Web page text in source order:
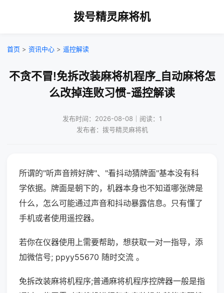
拨号精灵麻将机
首页 > 资讯中心 > 遥控解读
不贪不冒!免拆改装麻将机程序_自动麻将怎
么改掉连败习惯-遥控解读
发布时间：2026-08-08｜阅读：1
发布者：拨号精灵麻将机
所谓的"听声音辨好牌"、"看抖动猜牌面"基本没有科
学依据。牌面是朝下的，机器本身也不知道哪张牌是
什么，怎么可能通过声音和抖动暴露信息。只有懂了
手机或者使用遥控器。
若你在仪器使用上需要帮助，想获取一对一指导，添
加微信号; ppyy55670 随时交流 。
免拆改装麻将机程序;普通麻将机程序控牌器一般是指